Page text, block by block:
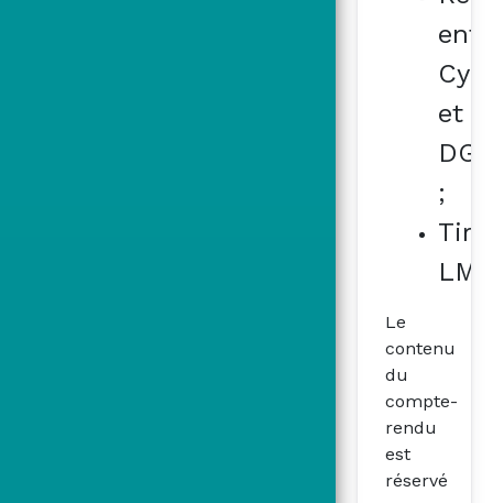
et
;
Tir
Le
contenu
du
compte-
rendu
est
réservé